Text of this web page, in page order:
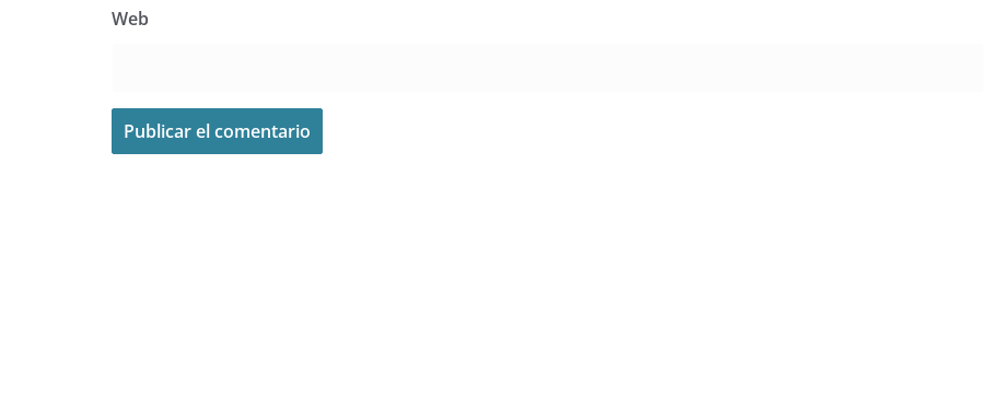
Web